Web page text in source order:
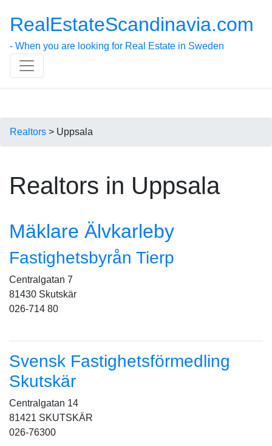
RealEstateScandinavia.com
- When you are looking for Real Estate in Sweden
Realtors > Uppsala
Realtors in Uppsala
Mäklare Älvkarleby
Fastighetsbyrån Tierp
Centralgatan 7
81430 Skutskär
026-714 80
Svensk Fastighetsförmedling
Skutskär
Centralgatan 14
81421 SKUTSKÄR
026-76300